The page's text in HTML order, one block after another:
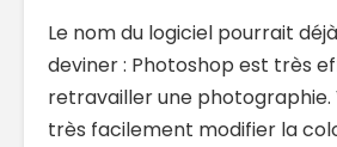
Le nom du logiciel pourrait
deviner : Photoshop est très
retravailler une photographie.
très facilement modifier la